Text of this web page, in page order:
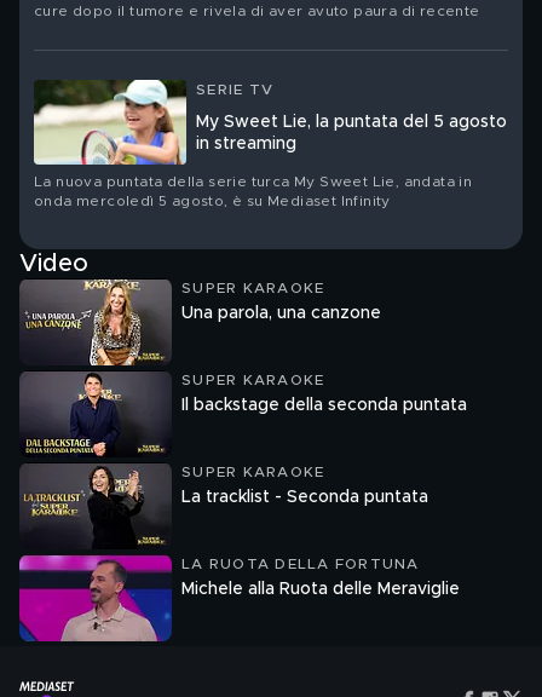
cure dopo il tumore e rivela di aver avuto paura di recente
SERIE TV
My Sweet Lie, la puntata del 5 agosto
in streaming
La nuova puntata della serie turca My Sweet Lie, andata in
onda mercoledì 5 agosto, è su Mediaset Infinity
Video
SUPER KARAOKE
Una parola, una canzone
SUPER KARAOKE
Il backstage della seconda puntata
SUPER KARAOKE
La tracklist - Seconda puntata
LA RUOTA DELLA FORTUNA
Michele alla Ruota delle Meraviglie